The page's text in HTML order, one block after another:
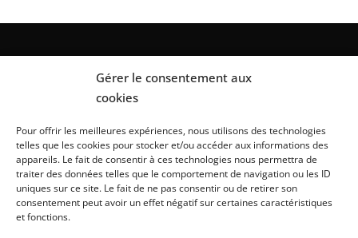
Gérer le consentement aux
cookies
Pour offrir les meilleures expériences, nous utilisons des technologies
telles que les cookies pour stocker et/ou accéder aux informations des
appareils. Le fait de consentir à ces technologies nous permettra de
traiter des données telles que le comportement de navigation ou les ID
uniques sur ce site. Le fait de ne pas consentir ou de retirer son
consentement peut avoir un effet négatif sur certaines caractéristiques
et fonctions.